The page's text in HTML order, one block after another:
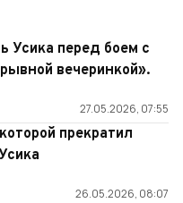
Усика перед боем с
вечеринкой».
27.05.2026, 07:55
прекратил
26.05.2026, 08:07